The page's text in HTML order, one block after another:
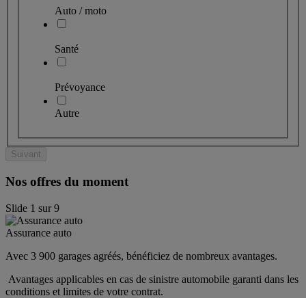
Auto / moto
Santé
Prévoyance
Autre
Suivant
Nos offres du moment
Slide 1 sur9
Assurance auto
Avec 3 900 garages agréés, bénéficiez de nombreux avantages.
Avantages applicables en cas de sinistre automobile garanti dans les
conditions et limites de votre contrat.